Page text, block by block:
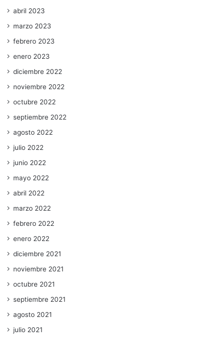
abril 2023
marzo 2023
febrero 2023
enero 2023
diciembre 2022
noviembre 2022
octubre 2022
septiembre 2022
agosto 2022
julio 2022
junio 2022
mayo 2022
abril 2022
marzo 2022
febrero 2022
enero 2022
diciembre 2021
noviembre 2021
octubre 2021
septiembre 2021
agosto 2021
julio 2021